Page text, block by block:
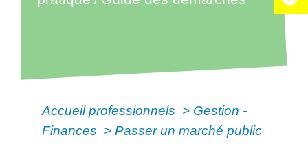
Accueil professionnels > Gestion -
Finances > Passer un marché public